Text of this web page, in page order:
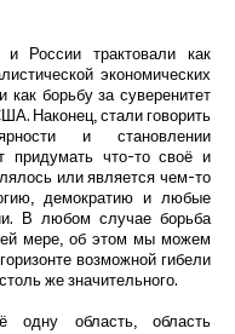
и России трактовали как
экономических
как борьбу за суверенитет
Наконец, стали говорить
и становлении
придумать что-то своё и
или является чем-то
демократию и любые
В любом случае борьба
мере, об этом мы можем
возможной гибели
же значительного.
область, область